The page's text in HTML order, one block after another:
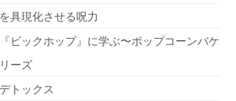
具現化させる呪力
ビックホップ』に学ぶ〜ポップコーンバケ
ーズ
トックス